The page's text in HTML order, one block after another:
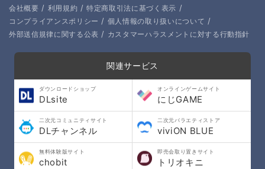
会社概要 / 利用規約 / 特定商取引法に基づく表示 /
コンプライアンスポリシー / 個人情報の取り扱いについて /
外部送信規律に関する公表 / カスタマーハラスメントに対する行動指針
関連サービス
ダウンロードショップ
DLsite
オンラインゲームサイト
にじGAME
二次元コミュニティサイト
DLチャンネル
二次元バラエティストア
viviON BLUE
無料体験版サイト
chobit
即売会取り置きサイト
トリオキニ